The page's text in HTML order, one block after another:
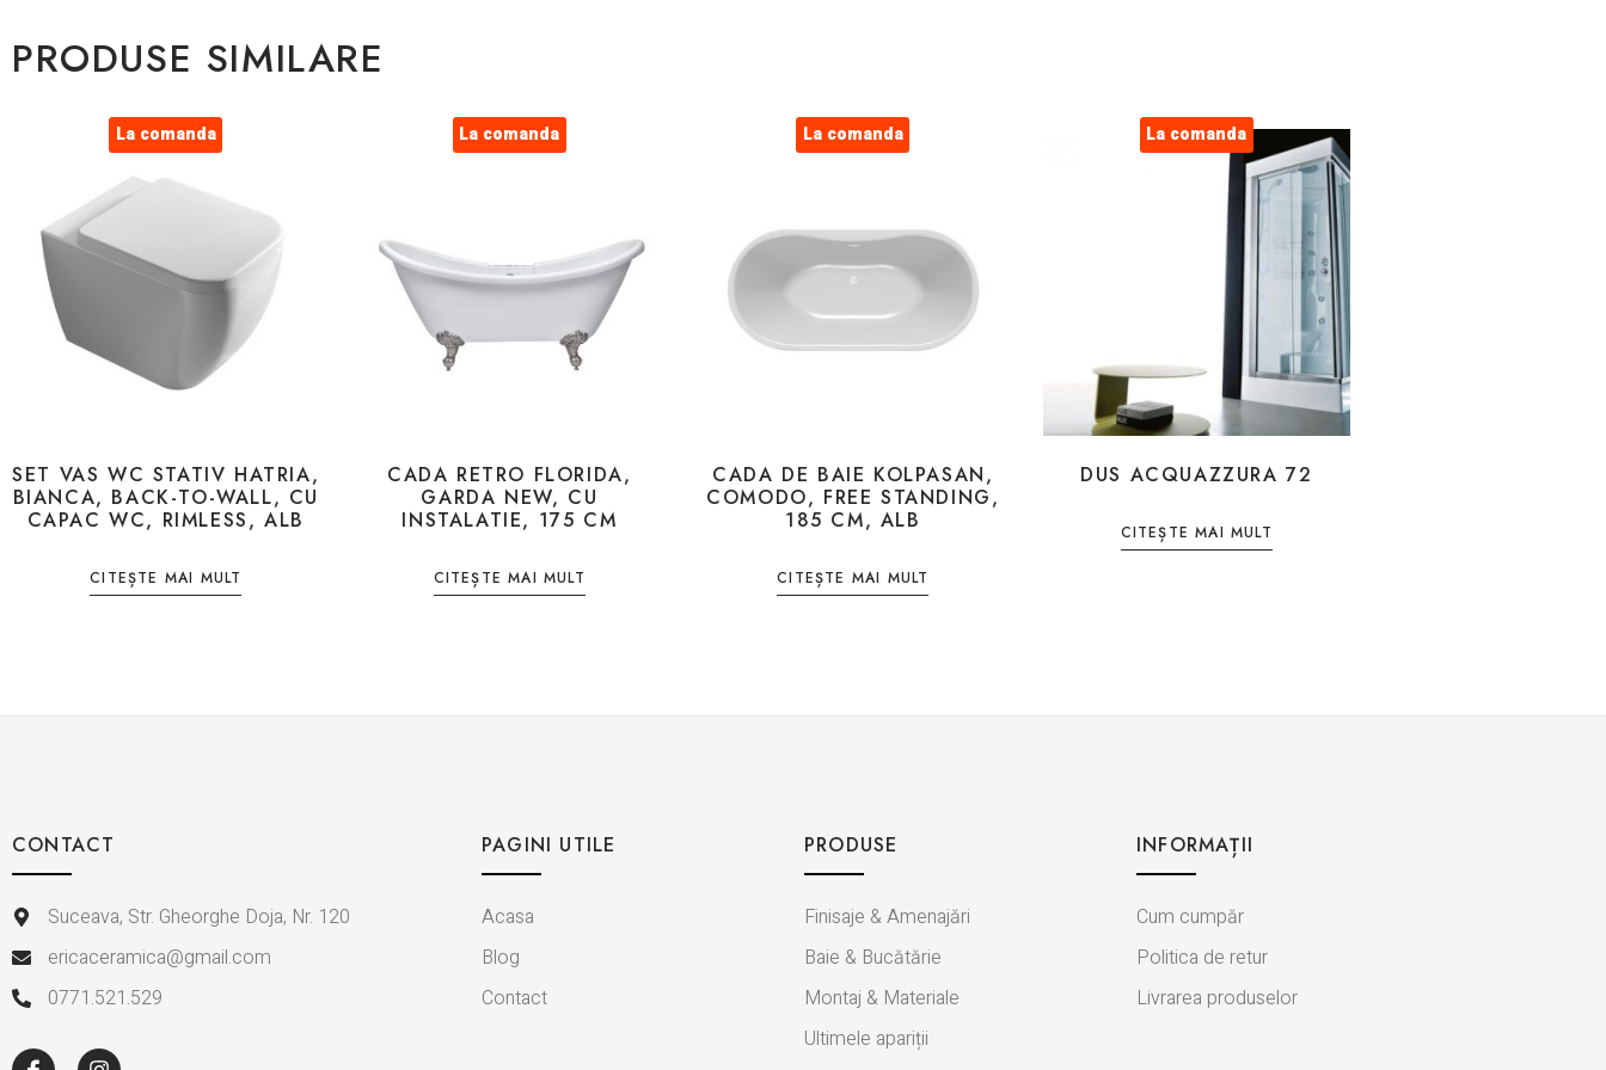
PRODUSE SIMILARE
La comanda
SET VAS WC STATIV HATRIA,
BIANCA, BACK-TO-WALL, CU
CAPAC WC, RIMLESS, ALB
CITEȘTE MAI MULT
La comanda
CADA RETRO FLORIDA,
GARDA NEW, CU
INSTALATIE, 175 CM
CITEȘTE MAI MULT
La comanda
CADA DE BAIE KOLPASAN,
COMODO, FREE STANDING,
185 CM, ALB
CITEȘTE MAI MULT
La comanda
DUS ACQUAZZURA 72
CITEȘTE MAI MULT
CONTACT
Suceava, Str. Gheorghe Doja, Nr. 120
ericaceramica@gmail.com
0771.521.529
PAGINI UTILE
Acasa
Blog
Contact
PRODUSE
Finisaje & Amenajări
Baie & Bucătărie
Montaj & Materiale
Ultimele apariții
INFORMAȚII
Cum cumpăr
Politica de retur
Livrarea produselor